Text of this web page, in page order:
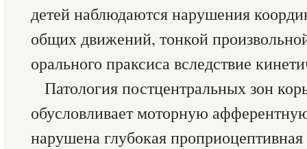
детей наблюдаются нарушения
общих движений, тонкой
орального праксиса вследствие
Патология постцентральных зон
обусловливает моторную
нарушена глубокая проприоцептивная